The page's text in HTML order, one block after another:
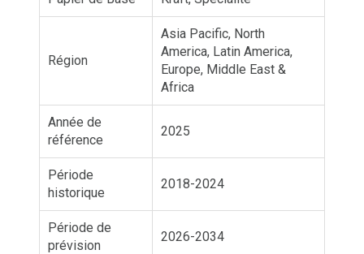
Région
Asia Pacific, North
America, Latin America,
Europe, Middle East &
Africa
Année de
référence
2025
Période
historique
2018-2024
Période de
prévision
2026-2034